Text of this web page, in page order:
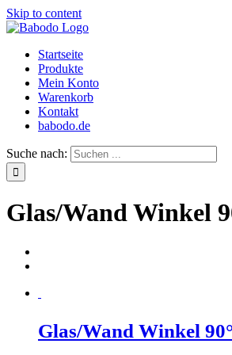
Skip to content
Startseite
Produkte
Mein Konto
Warenkorb
Kontakt
babodo.de
Suche nach:
Glas/Wand Winkel
Glas/Wand Winkel